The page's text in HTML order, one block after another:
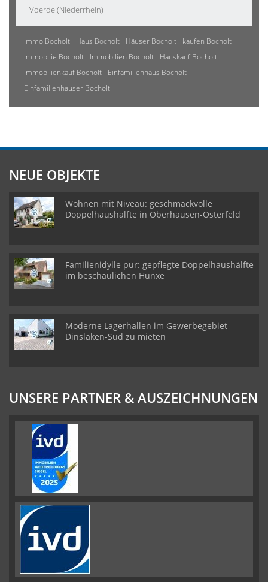
Voerde (Niederrhein)
Immo Bocholt Haus Bocholt Häuser Bocholt
kaufen Bocholt
Immobilie Bocholt
Immobilien Bocholt
Hauskauf Bocholt
Immobilienkauf Bocholt
Einfamilienhaus Bocholt
Einfamilienhäuser Bocholt
NEUE OBJEKTE
Wohnen mit Niveau: geschmackvolle
Doppelhaushälfte in Oberhausen-Osterfeld
Familienidylle pur: gepflegte Doppelhaushälfte
im beschaulichen Hünxe
Moderne Lagerhallen im Gewerbegebiet
Dinslaken-Süd zu mieten
UNSERE PARTNER & AUSZEICHNUNGEN